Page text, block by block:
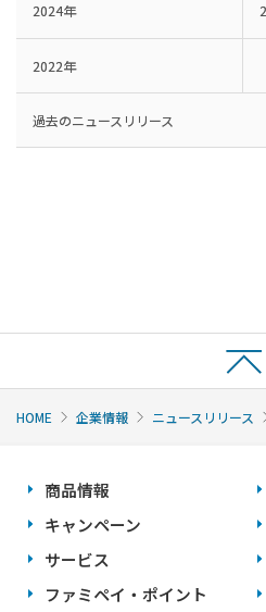
2024年
2022年
過去のニュースリリース
HOME 企業情報 ニュースリリース
商品情報
キャンペーン
サービス
ファミペイ・ポイント